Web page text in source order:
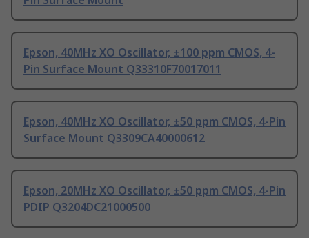
Epson, 40MHz XO Oscillator, ±100 ppm CMOS, 4-
Pin Surface Mount Q33310F70017011
Epson, 40MHz XO Oscillator, ±50 ppm CMOS, 4-Pin
Surface Mount Q3309CA40000612
Epson, 20MHz XO Oscillator, ±50 ppm CMOS, 4-Pin
PDIP Q3204DC21000500